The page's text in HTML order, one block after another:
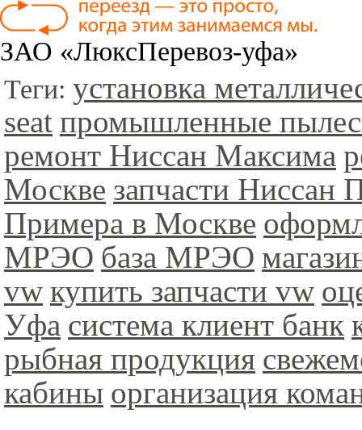
ЗАО «ЛюксПеревоз-уфа»
Теги: установка
seat промышленные
ремонт Ниссан Максима
Москве запчасти Ниссан
Примера в Москве
МРЭО база МРЭО
vw купить запчасти vw
Уфа система клиент банк
рыбная продукция
кабины организация